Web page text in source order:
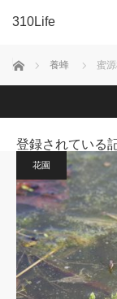
310Life
ホーム 養蜂 蜜
登録されている
花園